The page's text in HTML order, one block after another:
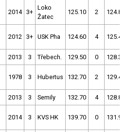
2014 3+
Loko
Žatec
125.10 2 124.80
2012 3+ USK Pha 124.60 4 125.40
2013 3 Třebech. 129.50 0 128.30
1978 3 Hubertus 132.70 2 129.40
2013 3 Semily 132.70 4 128.80
2014 3 KVS HK 139.70 0 131.90